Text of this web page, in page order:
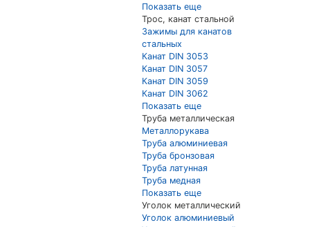
Показать еще
Трос, канат стальной
Зажимы для канатов
стальных
Канат DIN 3053
Канат DIN 3057
Канат DIN 3059
Канат DIN 3062
Показать еще
Труба металлическая
Металлорукава
Труба алюминиевая
Труба бронзовая
Труба латунная
Труба медная
Показать еще
Уголок металлический
Уголок алюминиевый